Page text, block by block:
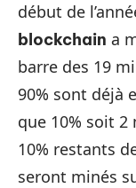
début de
blockchain a
barre des 19
90% sont déjà
que 10% soit
10% restants
seront minés